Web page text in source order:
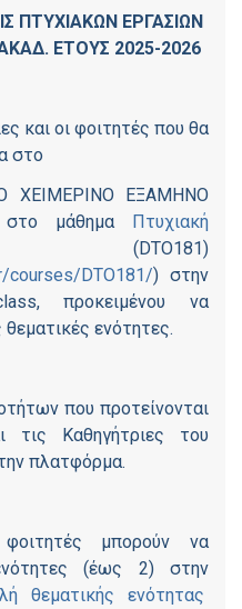
ΠΤΥΧΙΑΚΩΝ ΕΡΓΑΣΙΩΝ
ΕΤΟΥΣ 2025-2026
και οι φοιτητές που θα
στο
ΧΕΙΜΕΡΙΝΟ ΕΞΑΜΗΝΟ
στο μάθημα Πτυχιακή
courses/DTO181/) στην
προκειμένου να
ενότητες.
που προτείνονται
τις Καθηγήτριες του
πλατφόρμα.
μπορούν να
(έως 2) στην
θεματικής ενότητας